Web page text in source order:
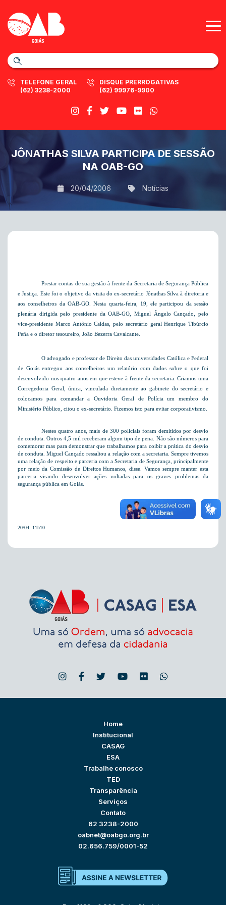
TELEFONE GERAL
(62) 3238-2000
DISQUE PRERROGATIVAS
(62) 99976-9900
JÔNATHAS SILVA PARTICIPA DE SESSÃO
NA OAB-GO
20/04/2006 Notícias
Prestar contas de sua gestão à frente da Secretaria de Segurança Pública
e Justiça. Este foi o objetivo da visita do ex-secretário Jônathas Silva à diretoria e
aos conselheiros da OAB-GO. Nesta quarta-feira, 19, ele participou da sessão
plenária dirigida pelo presidente da OAB-GO, Miguel Ângelo Cançado, pelo
vice-presidente Marco Antônio Caldas, pelo secretário geral Henrique Tibúrcio
Peña e o diretor tesoureiro, João Bezerra Cavalcante.
O advogado e professor de Direito das universidades Católica e Federal
de Goiás entregou aos conselheiros um relatório com dados sobre o que foi
desenvolvido nos quatro anos em que esteve à frente da secretaria. Criamos uma
Corregedoria Geral, única, vinculada diretamente ao gabinete do secretário e
colocamos para comandar a Ouvidoria Geral de Polícia um membro do
Ministério Público, citou o ex-secretário. Fizemos isto para evitar corporativismo.
Nestes quatro anos, mais de 300 policiais foram demitidos por desvio
de conduta. Outros 4,5 mil receberam algum tipo de pena. Não são números para
comemorar mas para demonstrar que trabalhamos para coibir a prática do desvio
de conduta. Miguel Cançado ressaltou a relação com a secretaria. Sempre tivemos
uma relação de respeito e parceria com a Secretaria de Segurança, principalmente
por meio da Comissão de Direitos Humanos, disse. Vamos sempre manter esta
parceria visando desenvolver ações voltadas para os graves problemas da
segurança pública em Goiás.
20/04  11h10
Home
Institucional
CASAG
ESA
Trabalhe conosco
TED
Transparência
Serviços
Contato
62 3238-2000
oabnet@oabgo.org.br
02.656.759/0001-52